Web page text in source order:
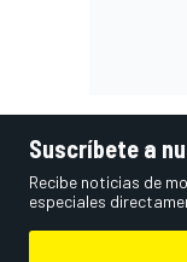
Suscríbete a
Recibe noticias de
especiales